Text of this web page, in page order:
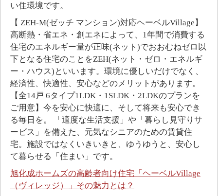
い住環境です。
【 ZEH-M(ゼッチ マンション)対応ヘーベルVillage】
高断熱・省エネ・創エネによって、1年間で消費する
住宅のエネルギー量が正味(ネット)でおおむねゼロ以
下となる住宅のことをZEH(ネット・ゼロ・エネルギ
ー・ハウス)といいます。環境に優しいだけでなく、
経済性、快適性、安心などのメリットがあります。
【全14戸 6タイプ1LDK・1SLDK・2LDKのプランを
ご用意】今を安心に快適に、そして将来も安心でき
る毎日を。 「適度な生活支援」や「暮らし見守りサ
ービス」を備えた、元気なシニアのための賃貸住
宅。施設ではなくいきいきと、ゆうゆうと、安心し
て暮らせる「住まい」です。
旭化成ホームズの高齢者向け住宅「ヘーベルVillage
（ヴィレッジ）」その魅力とは？